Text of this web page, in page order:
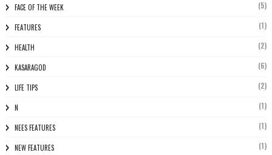
FACE OF THE WEEK (5)
FEATURES (1)
HEALTH (2)
KASARAGOD (6)
LIFE TIPS (2)
N (1)
NEES FEATURES (1)
NEW FEATURES (1)